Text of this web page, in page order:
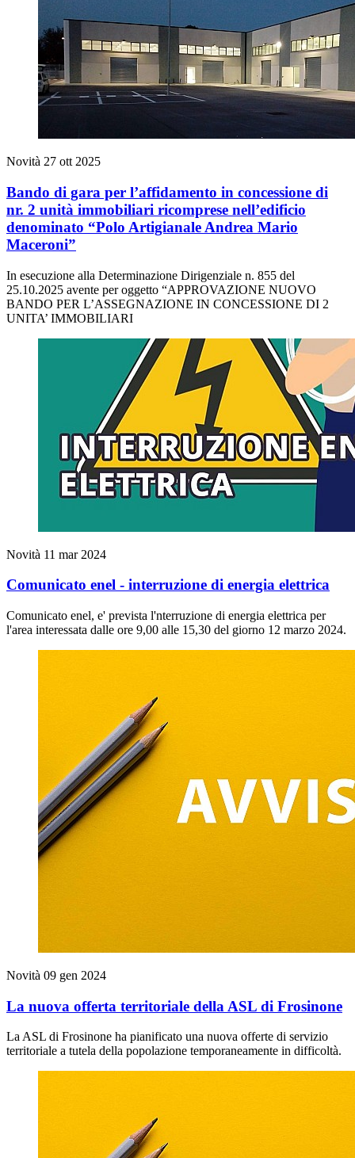
Novità 27 ott 2025
Bando di gara per l’affidamento in concessione di
nr. 2 unità immobiliari ricomprese nell’edificio
denominato “Polo Artigianale Andrea Mario
Maceroni”
In esecuzione alla Determinazione Dirigenziale n. 855 del
25.10.2025 avente per oggetto “APPROVAZIONE NUOVO
BANDO PER L’ASSEGNAZIONE IN CONCESSIONE DI 2
UNITA’ IMMOBILIARI
Novità 11 mar 2024
Comunicato enel - interruzione di energia elettrica
Comunicato enel, e' prevista l'nterruzione di energia elettrica per
l'area interessata dalle ore 9,00 alle 15,30 del giorno 12 marzo 2024.
Novità 09 gen 2024
La nuova offerta territoriale della ASL di Frosinone
La ASL di Frosinone ha pianificato una nuova offerte di servizio
territoriale a tutela della popolazione temporaneamente in difficoltà.